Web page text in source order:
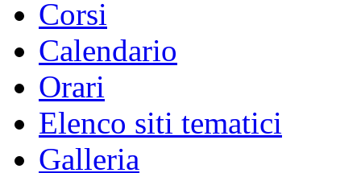
Corsi
Calendario
Orari
Elenco siti tematici
Galleria